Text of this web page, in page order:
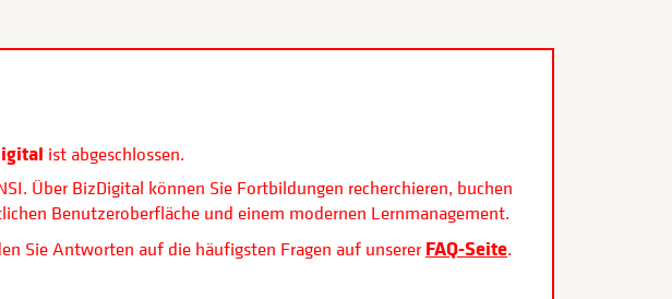
ist abgeschlossen.
Über BizDigital können Sie Fortbildungen recherchieren, buchen
Benutzeroberfläche und einem modernen Lernmanagement.
Sie Antworten auf die häufigsten Fragen auf unserer FAQ-Seite.